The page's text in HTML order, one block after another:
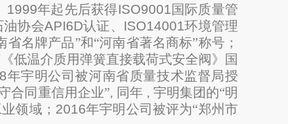
1999年起先后获得ISO9001国际质量管
油协会API6D认证、 ISO14001环境管理
名牌产品”和“河南省著名商标”称号；
《低温介质用弹簧直接载荷式安全阀》
国
年宇明公司被河南省质量技术监督局授
合同重信用企业”, 同年, 宇明集团的“明
领域； 2016年宇明公司被评为“郑州市